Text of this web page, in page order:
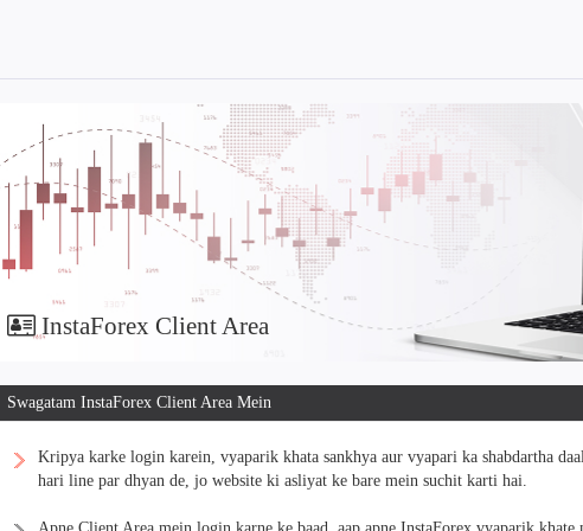
InstaForex Client Area
Swagatam InstaForex Client Area Mein
Kripya karke login karein, vyaparik khata sankhya aur vyapari ka shabdartha
hari line par dhyan de, jo website ki asliyat ke bare mein suchit karti hai.